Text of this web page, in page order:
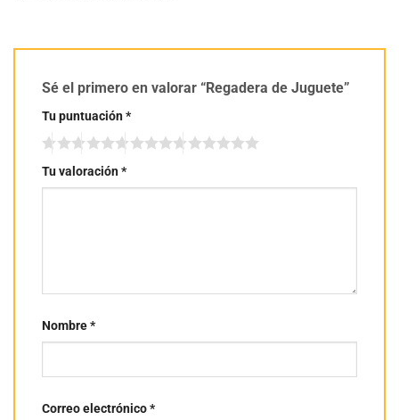
Sé el primero en valorar “Regadera de Juguete”
Tu puntuación*
Tu valoración*
Nombre*
Correo electrónico*